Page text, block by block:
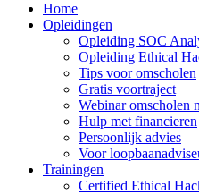
Home
Opleidingen
Opleiding SOC
Opleiding Ethical
Tips voor omscholen
Gratis voortraject
Webinar omscholen
Hulp met financieren
Persoonlijk advies
Voor
Trainingen
Certified Ethical